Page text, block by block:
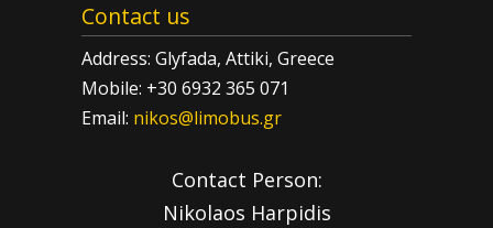
Contact us
Address: Glyfada, Attiki, Greece
Mobile: +30 6932 365 071
Email: nikos@limobus.gr
Contact Person:
Nikolaos Harpidis